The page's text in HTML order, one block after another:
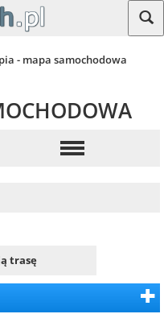
- mapa samochodowa
trasę